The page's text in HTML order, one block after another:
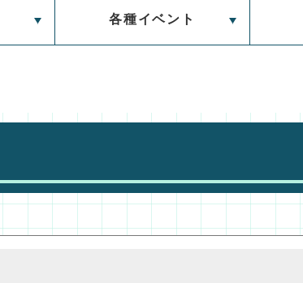
各種イベント